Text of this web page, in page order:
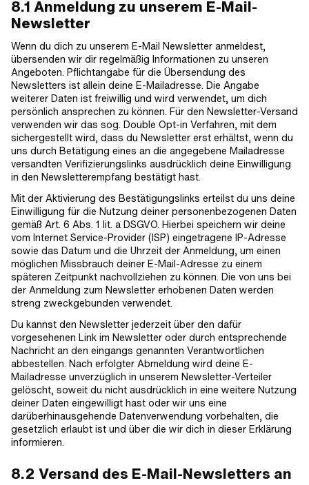
8.1 Anmeldung zu unserem E-Mail-
Newsletter
Wenn du dich zu unserem E-Mail Newsletter anmeldest,
übersenden wir dir regelmäßig Informationen zu unseren
Angeboten. Pflichtangabe für die Übersendung des
Newsletters ist allein deine E-Mailadresse. Die Angabe
weiterer Daten ist freiwillig und wird verwendet, um dich
persönlich ansprechen zu können. Für den Newsletter-Versand
verwenden wir das sog. Double Opt-in Verfahren, mit dem
sichergestellt wird, dass du Newsletter erst erhältst, wenn du
uns durch Betätigung eines an die angegebene Mailadresse
versandten Verifizierungslinks ausdrücklich deine Einwilligung
in den Newsletterempfang bestätigt hast.
Mit der Aktivierung des Bestätigungslinks erteilst du uns deine
Einwilligung für die Nutzung deiner personenbezogenen Daten
gemäß Art. 6 Abs. 1 lit. a DSGVO. Hierbei speichern wir deine
vom Internet Service-Provider (ISP) eingetragene IP-Adresse
sowie das Datum und die Uhrzeit der Anmeldung, um einen
möglichen Missbrauch deiner E-Mail-Adresse zu einem
späteren Zeitpunkt nachvollziehen zu können. Die von uns bei
der Anmeldung zum Newsletter erhobenen Daten werden
streng zweckgebunden verwendet.
Du kannst den Newsletter jederzeit über den dafür
vorgesehenen Link im Newsletter oder durch entsprechende
Nachricht an den eingangs genannten Verantwortlichen
abbestellen. Nach erfolgter Abmeldung wird deine E-
Mailadresse unverzüglich in unserem Newsletter-Verteiler
gelöscht, soweit du nicht ausdrücklich in eine weitere Nutzung
deiner Daten eingewilligt hast oder wir uns eine
darüberhinausgehende Datenverwendung vorbehalten, die
gesetzlich erlaubt ist und über die wir dich in dieser Erklärung
informieren.
8.2 Versand des E-Mail-Newsletters an